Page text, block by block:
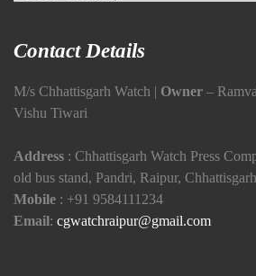
Contact Details
M/s Chhattisgarh Watch | Owner –
Vishu Tiwari
Address : Chhattisgarh Watch Press
old bus stand, Pandri, Raipur,
Mobile : +91 9584111234
Email: cgwatchraipur@gmail.com